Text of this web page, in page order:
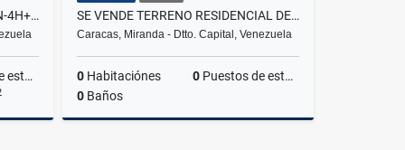
SE VND/ALQ-PH-324M²-BALCON-4H+4B+2P+VISTA+PARTE ALTA LOS PALOS GRANDES SE VENDE TERRENO RESIDENCIAL DE 1.538M²-PARTE ALTA-LOS CHORROS-RC
Caracas, Miranda - Dtto. Capital, Venezuela
0 Habitaciónes 0 Puestos de estacionamientos
0 Baños